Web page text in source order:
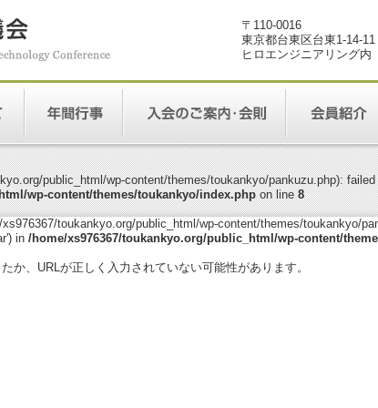
〒110-0016
東京都台東区台東1-14-
ヒロエンジニアリング内
public_html/wp-content/themes/toukankyo/pankuzu.php):
wp-content/themes/toukankyo/index.phpon line8
toukankyo.org/public_html/wp-content/themes/toukankyo/
in /home/xs976367/toukankyo.org/public_html/wp-content/
か、URLが正しく入力されていない可能性があります。